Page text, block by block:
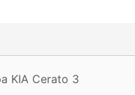
KIA Cerato 3